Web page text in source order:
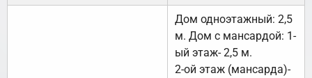
Дом одноэтажный: 2,5
м. Дом с мансардой: 1-
ый этаж- 2,5 м.
2-ой этаж (мансарда)-